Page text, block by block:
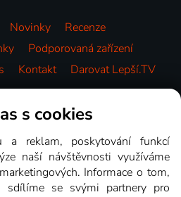
Novinky
Recenze
Podporovaná zařízení
Kontakt Darovat Lepší.TV
Videotéka
s cookies
a reklam, poskytování funkcí
naší návštěvnosti využíváme
Informace o tom,
sdílíme se svými partnery pro